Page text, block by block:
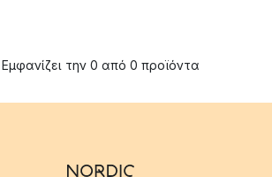
Εμφανίζει την 0 από 0 προϊόντα